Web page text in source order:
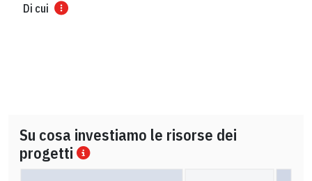
Di cui
Su cosa investiamo le risorse dei
progetti